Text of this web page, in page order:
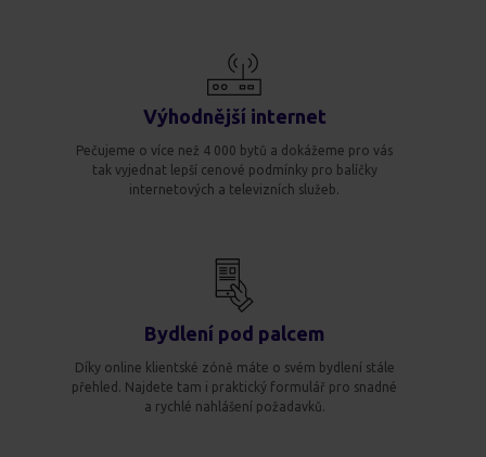
Výhodnější internet
Pečujeme o více než 4 000 bytů a dokážeme pro vás
tak vyjednat lepší cenové podmínky pro balíčky
internetových a televizních služeb.
Bydlení pod palcem
Díky online klientské zóně máte o svém bydlení stále
přehled. Najdete tam i praktický formulář pro snadné
a rychlé nahlášení požadavků.